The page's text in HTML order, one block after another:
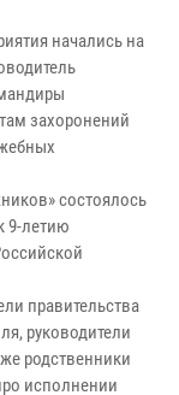
начались на
захоронений
состоялось
9-летию
правительства
руководители
родственники
исполнении